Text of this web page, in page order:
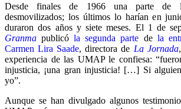
Desde finales de 1966 una parte de
desmovilizados; los últimos lo harían en
duraron dos años y siete meses. El 1 de
Granma publicóla segunda parte de la
Carmen Lira Saade, directora de La Jornada
experiencia de las UMAP le confiesa:
injusticia, ¡una gran injusticia! […] Si alguien
yo”.
Aunque se han divulgado algunos